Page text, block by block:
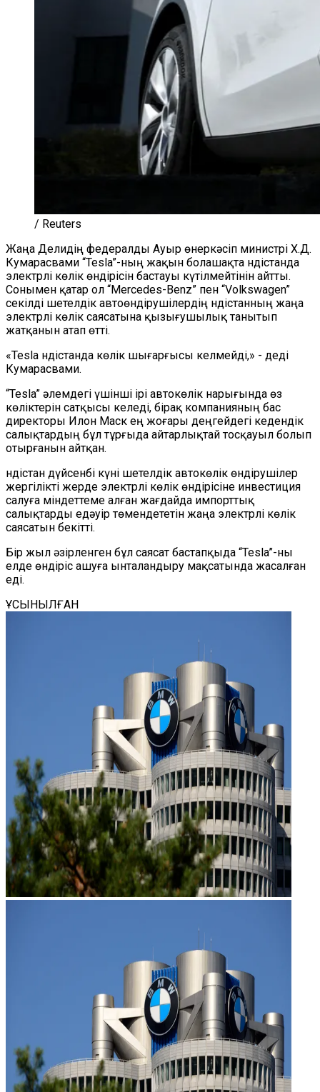
/ Reuters
Жаңа Делидің федералды Ауыр өнеркәсіп министрі Х.Д.
Кумарасвами “Tesla”-ның жақын болашақта Үндістанда
электрлі көлік өндірісін бастауы күтілмейтінін айтты.
Сонымен қатар ол “Mercedes-Benz” пен “Volkswagen”
секілді шетелдік автоөндірушілердің Үндістанның жаңа
электрлі көлік саясатына қызығушылық танытып
жатқанын атап өтті.
«Tesla Үндістанда көлік шығарғысы келмейді,» - деді
Кумарасвами.
“Tesla” әлемдегі үшінші ірі автокөлік нарығында өз
көліктерін сатқысы келеді, бірақ компанияның бас
директоры Илон Маск ең жоғары деңгейдегі кедендік
салықтардың бұл тұрғыда айтарлықтай тосқауыл болып
отырғанын айтқан.
Үндістан дүйсенбі күні шетелдік автокөлік өндірушілер
жергілікті жерде электрлі көлік өндірісіне инвестиция
салуға міндеттеме алған жағдайда импорттық
салықтарды едәуір төмендететін жаңа электрлі көлік
саясатын бекітті.
Бір жыл әзірленген бұл саясат бастапқыда “Tesla”-ны
елде өндіріс ашуға ынталандыру мақсатында жасалған
еді.
ҰСЫНЫЛҒАН